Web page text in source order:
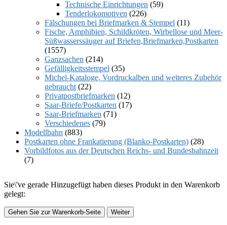
Technische Einrichtungen (59)
Tenderlokomotiven (226)
Fälschungen bei Briefmarken & Stempel (11)
Fische, Amphibien, Schildkröten, Wirbellose und Meer-
Süßwasserssäuger auf Briefen,Briefmarken,Postkarten
(1557)
Ganzsachen (214)
Gefälligkeitsstempel (35)
Michel-Kataloge, Vordruckalben und weiteres Zubehör
gebraucht (22)
Privatpostbriefmarken (12)
Saar-Briefe/Postkarten (17)
Saar-Briefmarken (71)
Verschiedenes (79)
Modellbahn (883)
Postkarten ohne Frankatierung (Blanko-Postkarten) (28)
Vorbildfotos aus der Deutschen Reichs- und Bundesbahnzeit
(7)
Sie\'ve gerade Hinzugefügt haben dieses Produkt in den Warenkorb
gelegt:
Gehen Sie zur Warenkorb-Seite Weiter